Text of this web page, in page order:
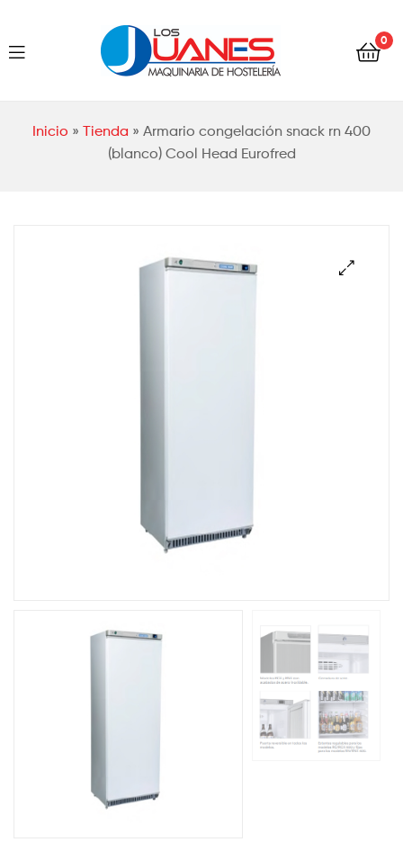
Los
0
Inicio » Tienda » Armario congelación snack rn 400
(blanco) Cool Head Eurofred
Los